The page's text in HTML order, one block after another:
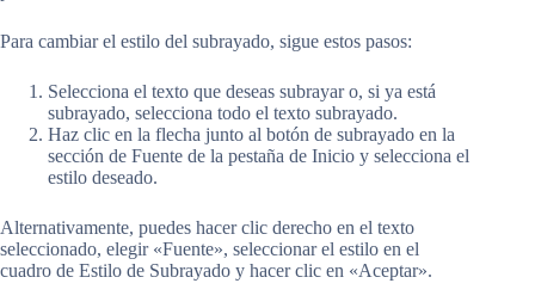
Para cambiar el estilo del subrayado, sigue estos pasos:
Selecciona el texto que deseas subrayar o, si ya está
subrayado, selecciona todo el texto subrayado.
Haz clic en la flecha junto al botón de subrayado en la
sección de Fuente de la pestaña de Inicio y selecciona el
estilo deseado.
Alternativamente, puedes hacer clic derecho en el texto
seleccionado, elegir «Fuente», seleccionar el estilo en el
cuadro de Estilo de Subrayado y hacer clic en «Aceptar».